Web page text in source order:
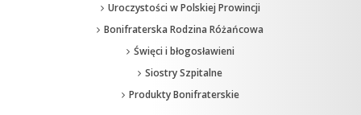
Uroczystości w Polskiej Prowincji
Bonifraterska Rodzina Różańcowa
Święci i błogosławieni
Siostry Szpitalne
Produkty Bonifraterskie